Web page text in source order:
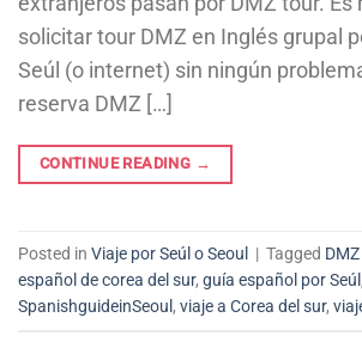
solicitar tour DMZ en Inglés grupal
Seúl (o internet) sin ningún
reserva DMZ […]
CONTINUE READING →
Posted in Viaje por Seúl o Seoul | Tagged
español de corea del sur, guía español por Seúl
SpanishguideinSeoul , viaje a Corea del sur,